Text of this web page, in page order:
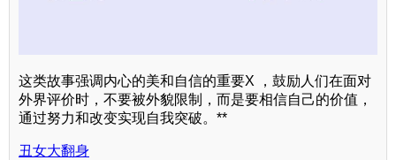
这类故事强调内心的美和自信的重要X ，鼓励人们在面对
外界评价时，不要被外貌限制，而是要相信自己的价值，
通过努力和改变实现自我突破。**
丑女大翻身